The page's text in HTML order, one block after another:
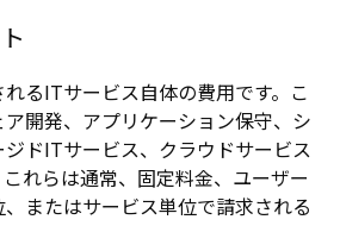
るITサービス自体の費用です。こ
開発、アプリケーション保守、シ
ドITサービス、クラウドサービス
れらは通常、固定料金、ユーザー
またはサービス単位で請求される